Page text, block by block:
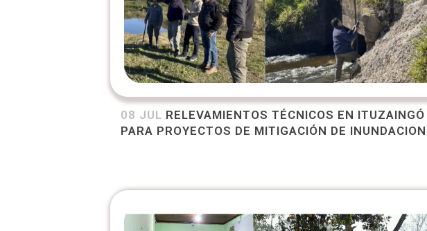
08 JUL RELEVAMIENTOS TÉCNICOS EN ITUZAINGÓ
PARA PROYECTOS DE MITIGACIÓN DE